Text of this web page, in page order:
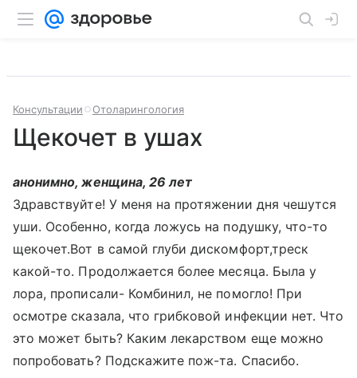
Консультации Отоларингология
Щекочет в ушах
анонимно, женщина, 26 лет
Здравствуйте! У меня на протяжении дня чешутся
уши. Особенно, когда ложусь на подушку, что-то
щекочет.Вот в самой глуби дискомфорт,треск
какой-то. Продолжается более месяца. Была у
лора, прописали- Комбинил, не помогло! При
осмотре сказала, что грибковой инфекции нет. Что
это может быть? Каким лекарством еще можно
попробовать? Подскажите пож-та. Спасибо.